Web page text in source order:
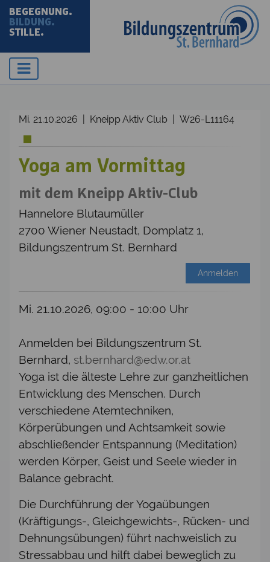
BEGEGNUNG.
BILDUNG.
STILLE.
Mi. 21.10.2026 | Kneipp Aktiv Club | W26-L11164
Yoga am Vormittag
mit dem Kneipp Aktiv-Club
Hannelore Blutaumüller
2700 Wiener Neustadt, Domplatz 1,
Bildungszentrum St. Bernhard
Anmelden
Mi. 21.10.2026, 09:00 - 10:00 Uhr
Anmelden bei Bildungszentrum St.
Bernhard, st.bernhard@edw.or.at
Yoga ist die älteste Lehre zur ganzheitlichen
Entwicklung des Menschen. Durch
verschiedene Atemtechniken,
Körperübungen und Achtsamkeit sowie
abschließender Entspannung (Meditation)
werden Körper, Geist und Seele wieder in
Balance gebracht.
Die Durchführung der Yogaübungen
(Kräftigungs-, Gleichgewichts-, Rücken- und
Dehnungsübungen) führt nachweislich zu
Stressabbau und hilft dabei beweglich zu